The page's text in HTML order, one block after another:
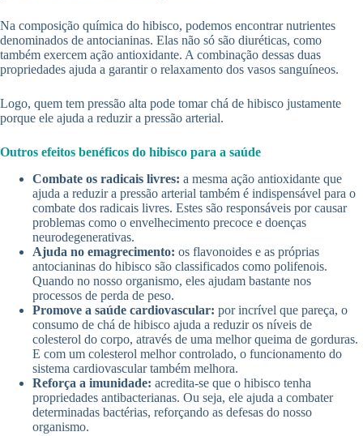
Na composição química do hibisco, podemos encontrar nutrientes
denominados de antocianinas. Elas não só são diuréticas, como
também exercem ação antioxidante. A combinação dessas duas
propriedades ajuda a garantir o relaxamento dos vasos sanguíneos.
Logo, quem tem pressão alta pode tomar chá de hibisco justamente
porque ele ajuda a reduzir a pressão arterial.
Outros efeitos benéficos do hibisco para a saúde
Combate os radicais livres: a mesma ação antioxidante que
ajuda a reduzir a pressão arterial também é indispensável para o
combate dos radicais livres. Estes são responsáveis por causar
problemas como o envelhecimento precoce e doenças
neurodegenerativas.
Ajuda no emagrecimento: os flavonoides e as próprias
antocianinas do hibisco são classificados como polifenois.
Quando no nosso organismo, eles ajudam bastante nos
processos de perda de peso.
Promove a saúde cardiovascular: por incrível que pareça, o
consumo de chá de hibisco ajuda a reduzir os níveis de
colesterol do corpo, através de uma melhor queima de gorduras.
E com um colesterol melhor controlado, o funcionamento do
sistema cardiovascular também melhora.
Reforça a imunidade: acredita-se que o hibisco tenha
propriedades antibacterianas. Ou seja, ele ajuda a combater
determinadas bactérias, reforçando as defesas do nosso
organismo.